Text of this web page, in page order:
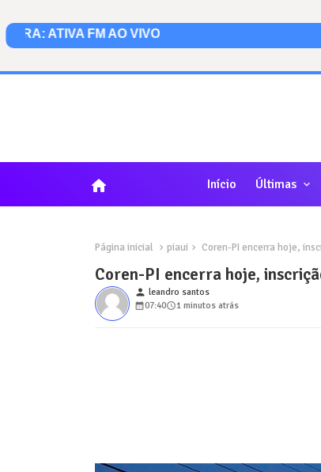
home Início Últimas
Página inicial piaui Coren-PI encerra hoje,
Coren-PI encerra hoje,
person leandro santos
07:40
1 minutos atrás